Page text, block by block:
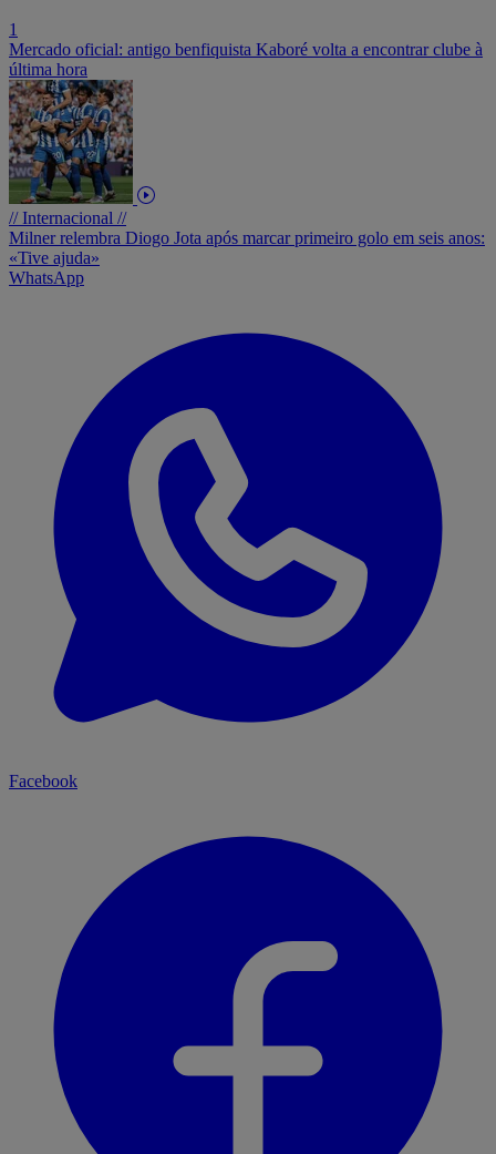
1
Mercado oficial: antigo benfiquista Kaboré volta a encontrar clube à
última hora
// Internacional //
Milner relembra Diogo Jota após marcar primeiro golo em seis anos:
«Tive ajuda»
WhatsApp
Facebook